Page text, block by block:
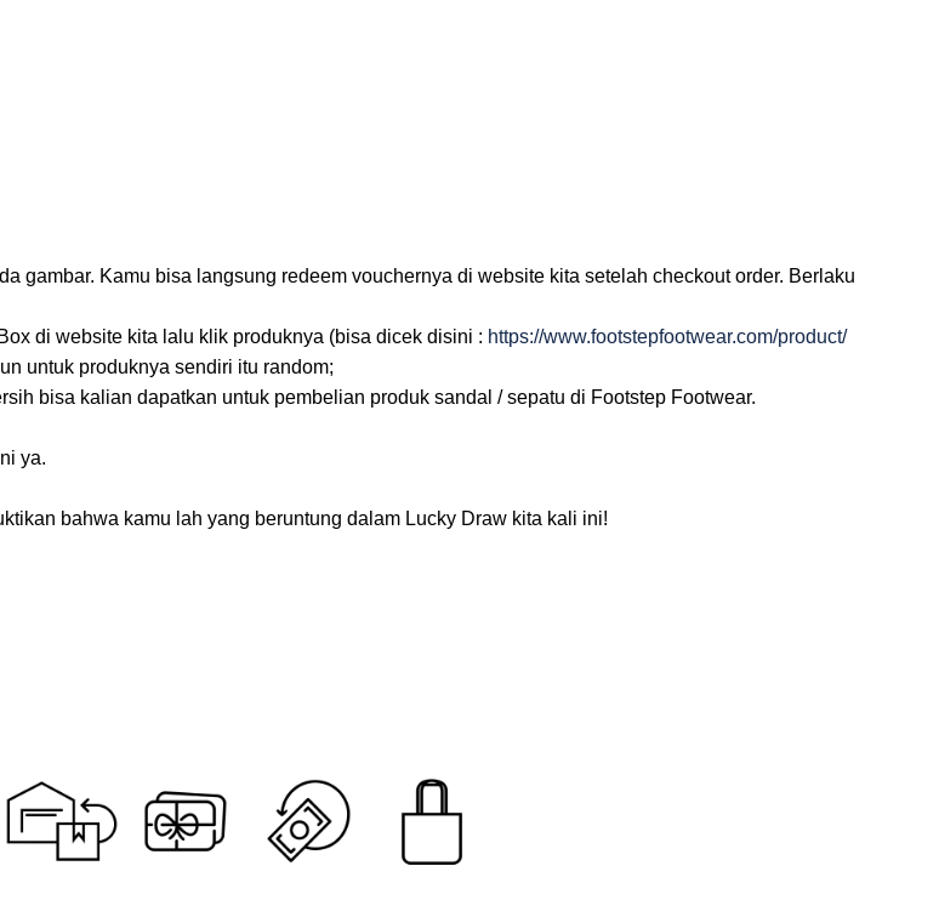
gambar. Kamu bisa langsung redeem vouchernya di website kita setelah checkout order. Berlaku
di website kita lalu klik produknya (bisa dicek disini : https://www.footstepfootwear.com/product/
untuk produknya sendiri itu random;
bisa kalian dapatkan untuk pembelian produk sandal / sepatu di Footstep Footwear.
ya.
bahwa kamu lah yang beruntung dalam Lucky Draw kita kali ini!